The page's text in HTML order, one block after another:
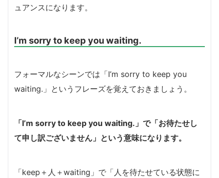
ュアンスになります。
I’m sorry to keep you waiting.
フォーマルなシーンでは「I’m sorry to keep you
waiting.」というフレーズを覚えておきましょう。
「I’m sorry to keep you waiting.」で「お待たせし
て申し訳ございません」という意味になります。
「keep＋人＋waiting」で「人を待たせている状態に